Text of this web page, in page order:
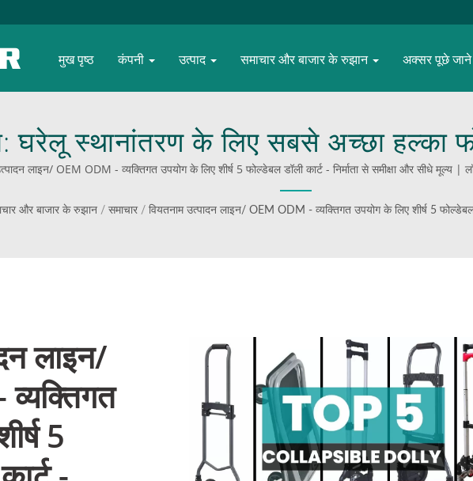
मुख पृष्ठ कंपनी उत्पाद समाचार और बाजार के रुझान अक्सर पूछे जाने
घरेलू स्थानांतरण के लिए सबसे अच्छा हल्का
लोडिंग क्षमता से कम) | WOODEVER द्वारा
समाधान—बनाए गए हैं टिकाऊ
लाइन/ OEM ODM - व्यक्तिगत उपयोग के लिए शीर्ष 5 फोल्डेबल डॉली कार्ट - निर्माता से समीक्षा और सीधे मूल्य |
और बाजार के रुझान / समाचार / वियतनाम उत्पादन लाइन/ OEM ODM - व्यक्तिगत उपयोग के लिए शीर्ष 5 फोल्डेबल
लाइन/
5